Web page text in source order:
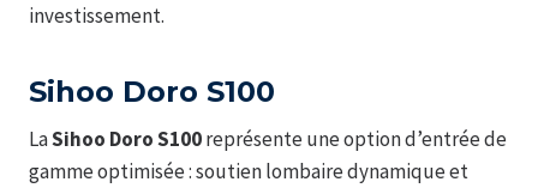
investissement.
Sihoo Doro S100
LaSihoo Doro S100représente une option d’entrée de
gamme optimisée : soutien lombaire dynamique et